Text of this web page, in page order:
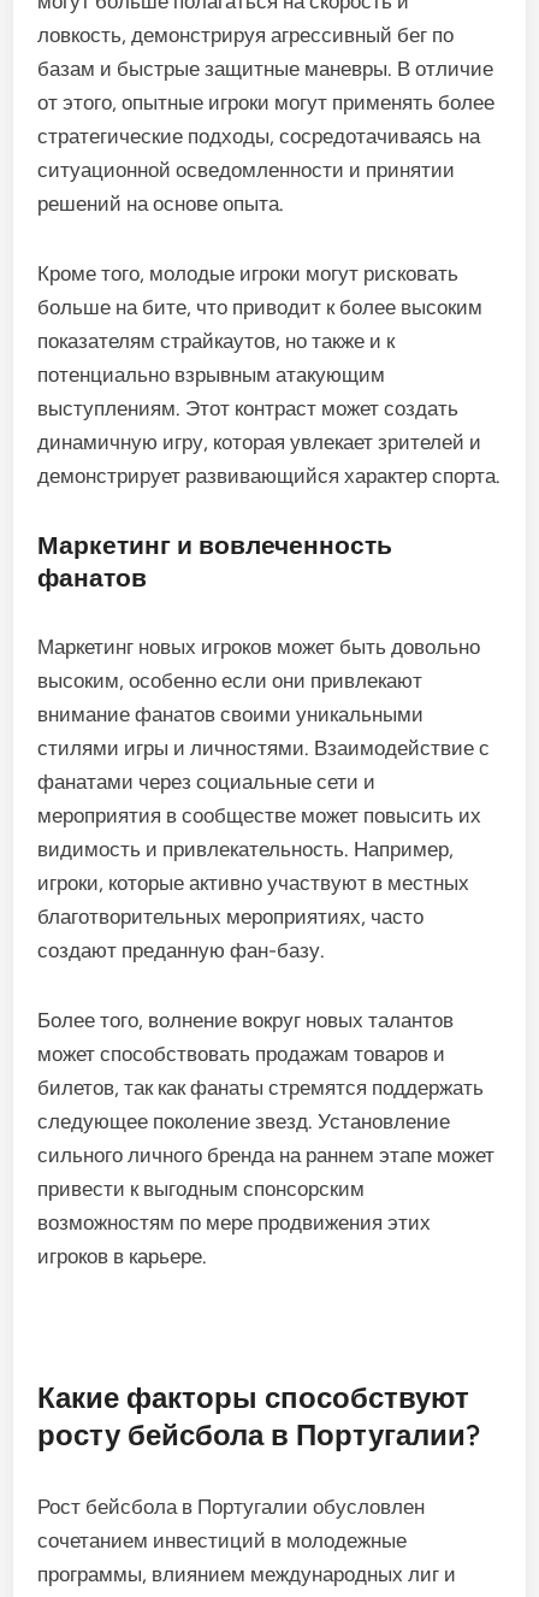
игровому опыту.
Различия в стиле игры
Новые игроки часто демонстрируют различные
стили игры по сравнению с ветеранами. Они
могут больше полагаться на скорость и
базам и быстрые защитные маневры. В отличие
от этого, опытные игроки могут применять более
стратегические подходы, сосредотачиваясь на
ситуационной осведомленности и принятии
решений на основе опыта.
Кроме того, молодые игроки могут рисковать
показателям страйкаутов, но также и к
потенциально взрывным атакующим
динамичную игру, которая увлекает зрителей и
демонстрирует развивающийся характер спорта.
Маркетинг и вовлеченность
фанатов
Маркетинг новых игроков может быть довольно
высоким, особенно если они привлекают
внимание фанатов своими уникальными
стилями игры и личностями. Взаимодействие с
мероприятия в сообществе может повысить их
видимость и привлекательность. Например,
игроки, которые активно участвуют в местных
благотворительных мероприятиях, часто
создают преданную фан-базу.
Более того, волнение вокруг новых талантов
может способствовать продажам товаров и
привести к выгодным спонсорским
возможностям по мере продвижения этих